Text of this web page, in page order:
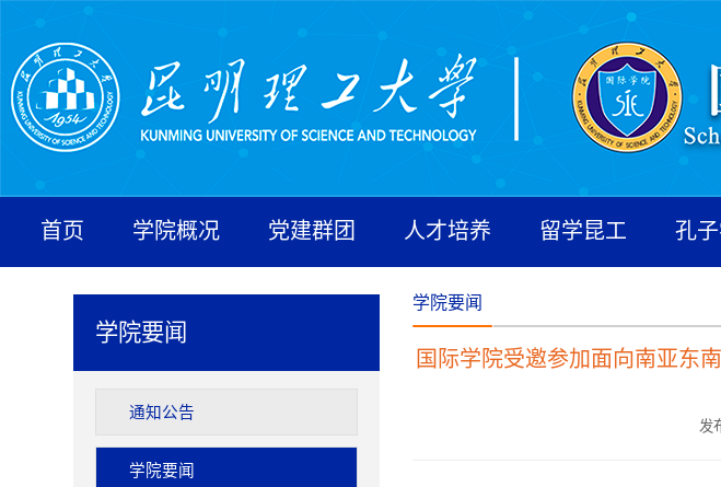
首页 学院概况 党建群团 人才培养 留学昆工 孔
学院要闻
通知公告
学院要闻
学院要闻
国际学院受邀参加面向南亚东
发